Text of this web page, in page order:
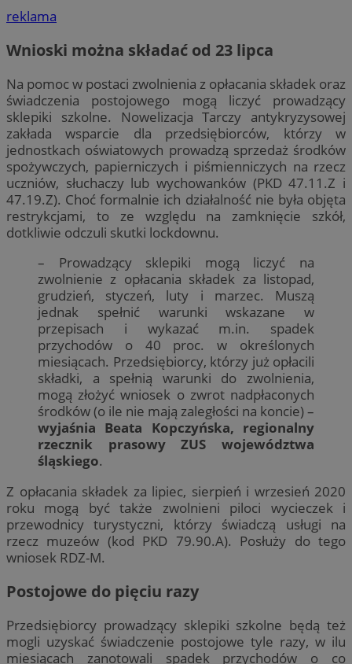
reklama
Wnioski można składać od 23 lipca
Na pomoc w postaci zwolnienia z opłacania składek oraz
świadczenia postojowego mogą liczyć prowadzący
sklepiki szkolne. Nowelizacja Tarczy antykryzysowej
zakłada wsparcie dla przedsiębiorców, którzy w
jednostkach oświatowych prowadzą sprzedaż środków
spożywczych, papierniczych i piśmienniczych na rzecz
uczniów, słuchaczy lub wychowanków (PKD 47.11.Z i
47.19.Z). Choć formalnie ich działalność nie była objęta
restrykcjami, to ze względu na zamknięcie szkół,
dotkliwie odczuli skutki lockdownu.
– Prowadzący sklepiki mogą liczyć na
zwolnienie z opłacania składek za listopad,
grudzień, styczeń, luty i marzec. Muszą
jednak spełnić warunki wskazane w
przepisach i wykazać m.in. spadek
przychodów o 40 proc. w określonych
miesiącach. Przedsiębiorcy, którzy już opłacili
składki, a spełnią warunki do zwolnienia,
mogą złożyć wniosek o zwrot nadpłaconych
środków (o ile nie mają zaległości na koncie) –
wyjaśnia Beata Kopczyńska, regionalny
rzecznik prasowy ZUS województwa
śląskiego.
Z opłacania składek za lipiec, sierpień i wrzesień 2020
roku mogą być także zwolnieni piloci wycieczek i
przewodnicy turystyczni, którzy świadczą usługi na
rzecz muzeów (kod PKD 79.90.A). Posłuży do tego
wniosek RDZ-M.
Postojowe do pięciu razy
Przedsiębiorcy prowadzący sklepiki szkolne będą też
mogli uzyskać świadczenie postojowe tyle razy, w ilu
miesiącach zanotowali spadek przychodów o co